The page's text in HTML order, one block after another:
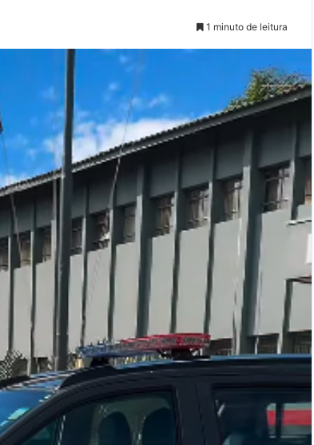
1 minuto de leitura